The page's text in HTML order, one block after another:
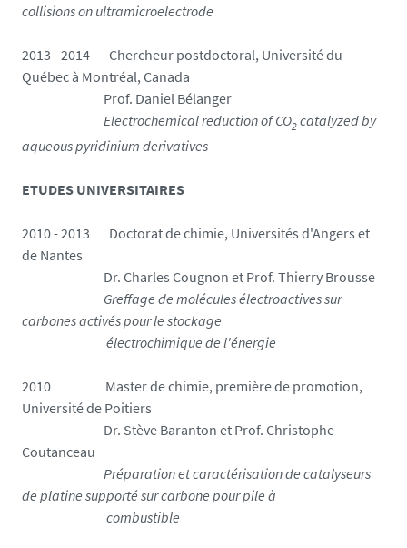
collisions on ultramicroelectrode
2013 - 2014 Chercheur postdoctoral, Université du
Québec à Montréal, Canada
Prof. Daniel Bélanger
Electrochemical reduction of CO2 catalyzed by
aqueous pyridinium derivatives
ETUDES UNIVERSITAIRES
2010 - 2013 Doctorat de chimie, Universités d'Angers et
de Nantes
Dr. Charles Cougnon et Prof. Thierry Brousse
Greffage de molécules électroactives sur
carbones activés pour le stockage
électrochimique de l'énergie
2010 Master de chimie, première de promotion,
Université de Poitiers
Dr. Stève Baranton et Prof. Christophe
Coutanceau
Préparation et caractérisation de catalyseurs
de platine supporté sur carbone pour pile à
combustible